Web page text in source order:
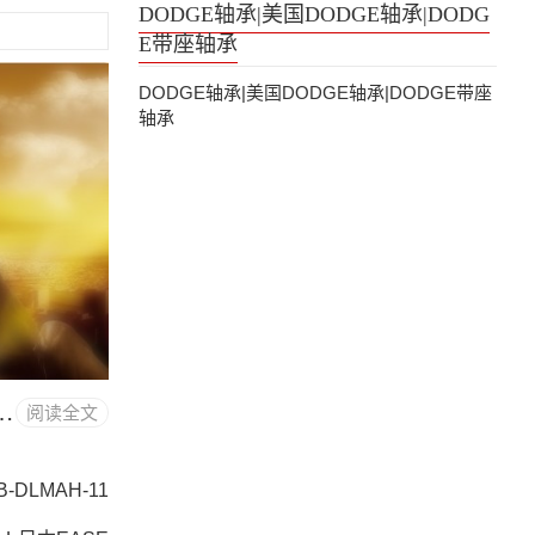
阅读全文
轴承资料， FC-S2-300R
DLMAH-11
DODGE轴承|美国DODGE轴承|DODG
E带座轴承
DODGE轴承|美国DODGE轴承|DODGE带座
轴承